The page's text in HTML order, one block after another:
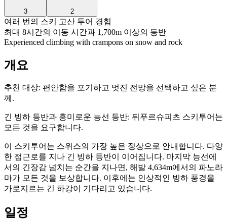
3 2
여러 번의 스키 고산 투어 경험
최대 8시간의 이동 시간과 1,700m 이상의 등반
Experienced climbing with crampons on snow and rock
개요
추천 대상: 편안함을 포기하고 멋진 전망을 선택하고 싶은 분
께.
긴 빙하 등반과 흥미로운 능선 등반: 뒤푸르슈피츠 스키투어는
모든 것을 요구합니다.
이 스키투어는 스위스의 가장 높은 정상으로 안내합니다. 다양
한 접근로를 지나 긴 빙하 등반이 이어집니다. 마지막 능선에
서의 긴장감 넘치는 순간을 지나면, 해발 4,634m에서의 파노라
마가 모든 것을 보상합니다. 이후에는 인상적인 빙하 풍경을
가로지르는 긴 하강이 기다리고 있습니다.
일정